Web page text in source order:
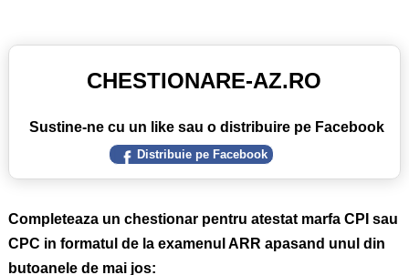
CHESTIONARE-AZ.RO
Sustine-ne cu un like sau o distribuire pe Facebook
Distribuie pe Facebook
Completeaza un chestionar pentru atestat marfa CPI sau
CPC in formatul de la examenul ARR apasand unul din
butoanele de mai jos: